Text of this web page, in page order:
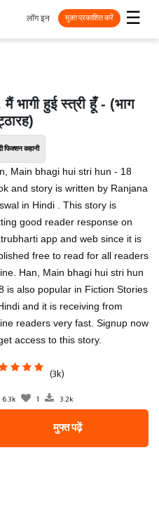
☰
लॉग इन मुक्त प्रकाशित करें
मैं भागी हुई स्त्री हूँ - (भाग
फिक्शन कहानी
Main bhagi hui stri hun - 18
and story is written by Ranjana
in Hindi . This story is
good reader response on
app and web since it is
free to read for all readers
Han, Main bhagi hui stri hun
is also popular in Fiction Stories
and it is receiving from
readers very fast. Signup now
access to this story.
(3k)
6.3k 1 3.2k
मुफ्त पढ़ें